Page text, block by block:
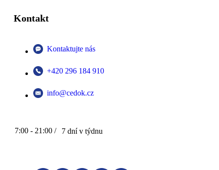
Kontakt
Kontaktujte nás
+420 296 184 910
info@cedok.cz
7:00 - 21:00 / 7 dní v týdnu